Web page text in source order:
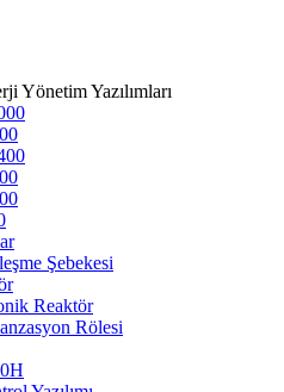
Yönetim Yazılımları
Şebekesi
Reaktör
Rölesi